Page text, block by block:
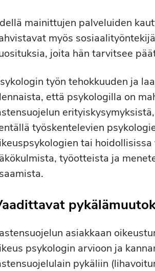
mainittujen palveluiden
myös
joita hän tarvitsee
työn tehokkuuden ja
että psykologilla on
työskentelevien
tai
työotteista ja
asiakkaan
psykologin arvioon ja
pykäliin